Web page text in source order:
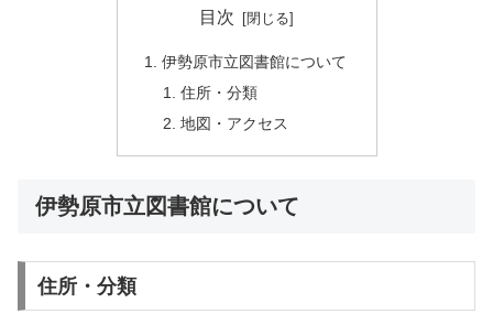
目次
伊勢原市立図書館について
住所・分類
地図・アクセス
伊勢原市立図書館について
住所・分類